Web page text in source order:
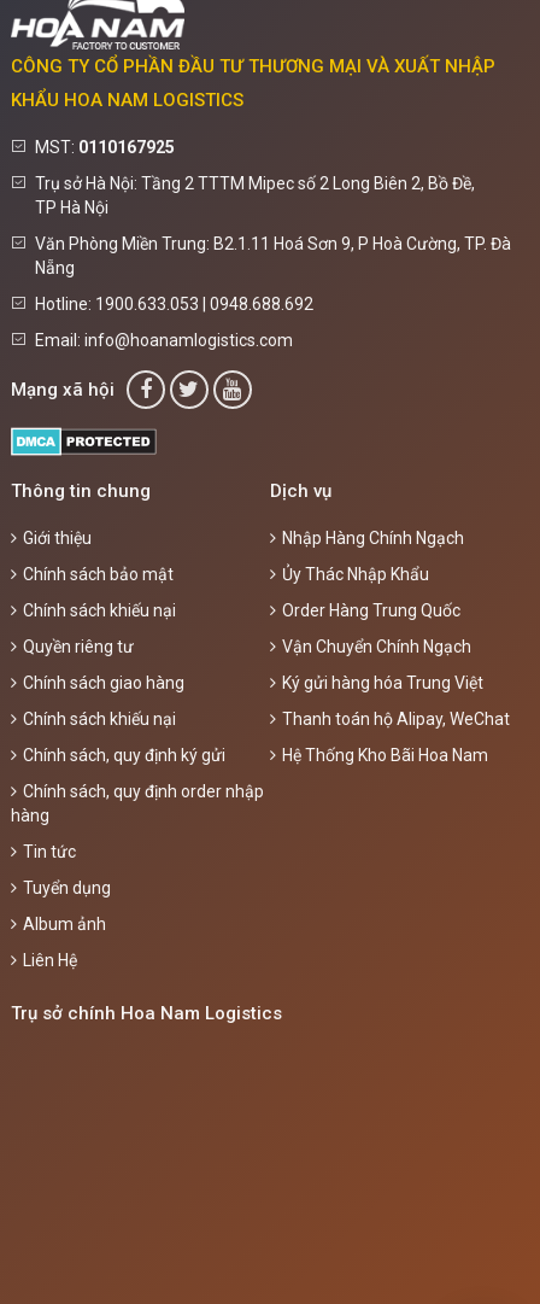
CÔNG TY CỔ PHẦN ĐẦU TƯ THƯƠNG MẠI VÀ XUẤT NHẬP
KHẨU HOA NAM LOGISTICS
MST: 0110167925
Trụ sở Hà Nội: Tầng 2 TTTM Mipec số 2 Long Biên 2, Bồ Đề,
TP Hà Nội
Văn Phòng Miền Trung: B2.1.11 Hoá Sơn 9, P Hoà Cường, TP. Đà
Nẵng
Hotline: 1900.633.053 | 0948.688.692
Email: info@hoanamlogistics.com
Mạng xã hội
Thông tin chung
Giới thiệu
Chính sách bảo mật
Chính sách khiếu nại
Quyền riêng tư
Chính sách giao hàng
Chính sách khiếu nại
Chính sách, quy định ký gửi
Chính sách, quy định order nhập
hàng
Tin tức
Tuyển dụng
Album ảnh
Liên Hệ
Dịch vụ
Nhập Hàng Chính Ngạch
Ủy Thác Nhập Khẩu
Order Hàng Trung Quốc
Vận Chuyển Chính Ngạch
Ký gửi hàng hóa Trung Việt
Thanh toán hộ Alipay, WeChat
Hệ Thống Kho Bãi Hoa Nam
Trụ sở chính Hoa Nam Logistics